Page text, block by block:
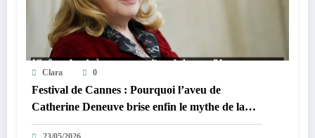
Clara 0
Festival de Cannes : Pourquoi l’aveu de
Catherine Deneuve brise enfin le mythe de la
Croisette